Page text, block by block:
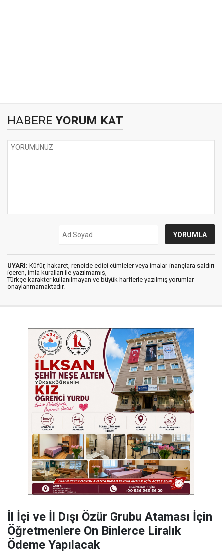
HABERE YORUM KAT
UYARI: Küfür, hakaret, rencide edici cümleler veya imalar, inançlara saldırı
içeren, imla kuralları ile yazılmamış,
Türkçe karakter kullanılmayan ve büyük harflerle yazılmış yorumlar
onaylanmamaktadır.
İl İçi ve İl Dışı Özür Grubu Ataması İçin
Öğretmenlere On Binlerce Liralık
Ödeme Yapılacak